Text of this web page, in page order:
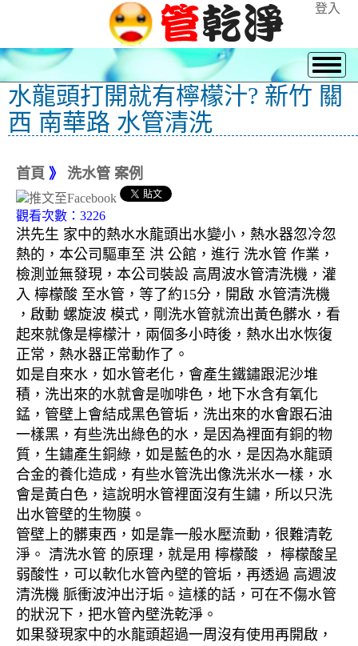
登入
水龍頭打開就有檸檬汁? 新竹 關
西 南華路 水管清洗
首頁 》 洗水管 案例
觀看次數：3226
洪先生 家中的熱水水龍頭出水變小，熱水器忽冷忽
熱的，本公司驅車至 洪 公館，進行 洗水管 作業，
檢測並無發現，本公司裝設 高周波水管清洗機，灌
入 檸檬酸 至水管，等了約15分，開啟 水管清洗機
，啟動 螺旋波 模式，剛洗水管就流出黃色髒水，看
起來就像是檸檬汁，兩個多小時後，熱水出水恢復
正常，熱水器正常動作了。
如是自來水，如水管老化，會產生鐵鏽跟泥沙堆
積，洗出來的水就會是咖啡色，地下水含有氧化
錳，管壁上會結成黑色管垢，洗出來的水會跟石油
一樣黑，有些洗出綠色的水，是因為裡面有銅的物
質，生鏽產生銅綠，如是藍色的水，是因為水龍頭
合金的養化造成，有些水管洗出像洗米水一樣，水
會是黃白色，這說明水管裡面沒有生鏽，所以只洗
出水管壁的生物膜。
管壁上的髒東西，如是靠一般水壓流動，很難清乾
淨。 清洗水管 的原理，就是用 檸檬酸 ， 檸檬酸呈
弱酸性，可以軟化水管內壁的管垢，再透過 高週波
清洗機 脈衝波沖出汙垢。這樣的話，可在不傷水管
的狀況下，把水管內壁洗乾淨。
如果發現家中的水龍頭超過一周沒有使用再開啟，